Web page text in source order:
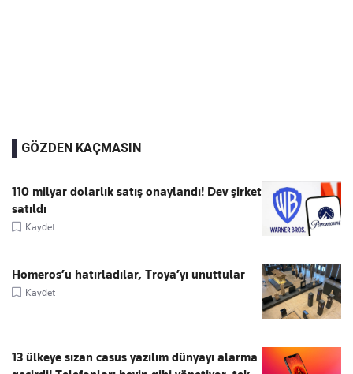
GÖZDEN KAÇMASIN
110 milyar dolarlık satış onaylandı! Dev şirket
satıldı
Kaydet
Homeros’u hatırladılar, Troya’yı unuttular
Kaydet
13 ülkeye sızan casus yazılım dünyayı alarma